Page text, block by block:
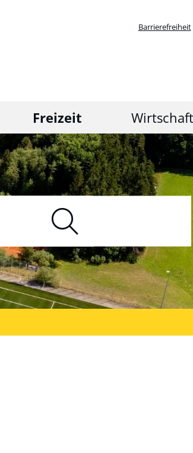
Barrierefreiheit
Freizeit